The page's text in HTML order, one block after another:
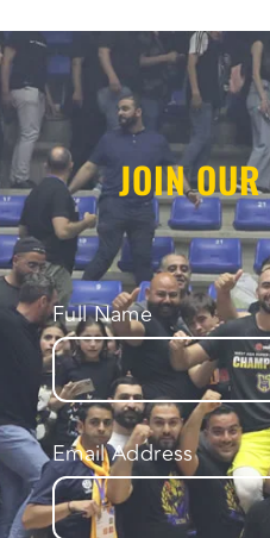
JOIN
Full Name
Email Address